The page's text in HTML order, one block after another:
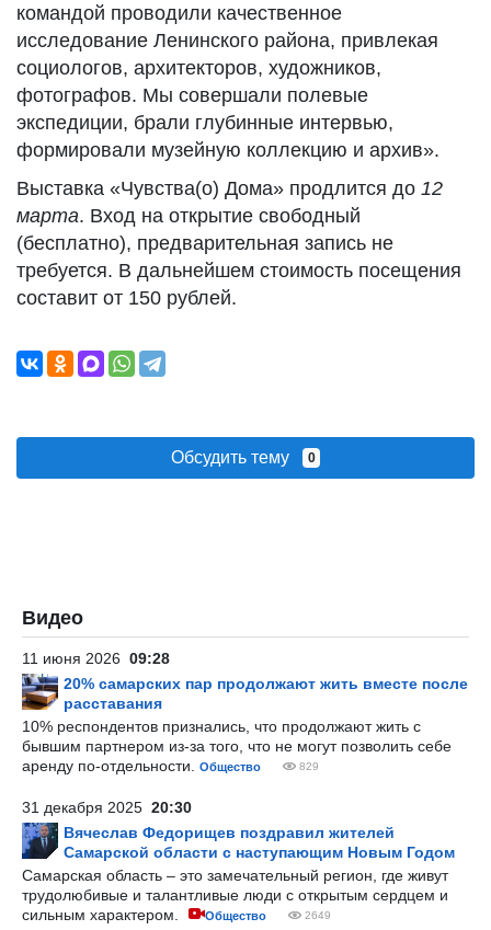
командой проводили качественное
исследование Ленинского района, привлекая
социологов, архитекторов, художников,
фотографов. Мы совершали полевые
экспедиции, брали глубинные интервью,
формировали музейную коллекцию и архив».
Выставка «Чувства(о) Дома» продлится до 12
марта. Вход на открытие свободный
(бесплатно), предварительная запись не
требуется. В дальнейшем стоимость посещения
составит от 150 рублей.
Обсудить тему 0
Видео
11 июня 2026 09:28
20% самарских пар продолжают жить вместе после
расставания
10% респондентов признались, что продолжают жить с
бывшим партнером из-за того, что не могут позволить себе
аренду по-отдельности.
Общество 829
31 декабря 2025 20:30
Вячеслав Федорищев поздравил жителей
Самарской области с наступающим Новым Годом
Самарская область – это замечательный регион, где живут
трудолюбивые и талантливые люди с открытым сердцем и
сильным характером.
Общество 2649